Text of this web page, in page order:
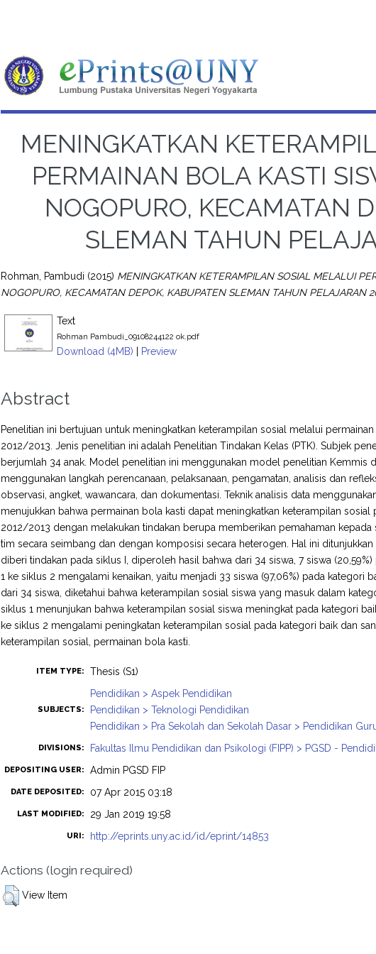
MENINGKATKAN
PERMAINAN BOLA KASTI
NOGOPURO, KECAMATAN
SLEMAN TAHUN
Rohman, Pambudi (2015) MENINGKATKAN KETERAMPILAN SOSIAL MELALUI
NOGOPURO, KECAMATAN DEPOK, KABUPATEN SLEMAN TAHUN PELAJARAN
Text
Rohman Pambudi_09108244122 ok.pdf
Download (4MB) | Preview
Abstract
Penelitian ini bertujuan untuk meningkatkan keterampilan sosial melalui
2012/2013. Jenis penelitian ini adalah Penelitian Tindakan Kelas (PTK). Subjek
berjumlah 34 anak. Model penelitian ini menggunakan model penelitian Kemmis
menggunakan langkah perencanaan, pelaksanaan, pengamatan, analisis dan
observasi, angket, wawancara, dan dokumentasi. Teknik analisis data
menujukkan bahwa permainan bola kasti dapat meningkatkan keterampilan sosial
2012/2013 dengan melakukan tindakan berupa memberikan pemahaman
tim secara seimbang dan dengan komposisi secara heterogen. Hal ini
diberi tindakan pada siklus I, diperoleh hasil bahwa dari 34 siswa, 7 siswa
1 ke siklus 2 mengalami kenaikan, yaitu menjadi 33 siswa (97,06%) pada kategori
dari 34 siswa, diketahui bahwa keterampilan sosial siswa yang masuk dalam
siklus 1 menunjukan bahwa keterampilan sosial siswa meningkat pada kategori
ke siklus 2 mengalami peningkatan keterampilan sosial pada kategori baik dan
keterampilan sosial, permainan bola kasti.
ITEM TYPE: Thesis (S1)
SUBJECTS:
Pendidikan > Aspek Pendidikan
Pendidikan > Teknologi Pendidikan
Pendidikan > Pra Sekolah dan Sekolah Dasar > Pendidikan
DIVISIONS: Fakultas Ilmu Pendidikan dan Psikologi (FIPP) > PGSD -
DEPOSITING USER: Admin PGSD FIP
DATE DEPOSITED: 07 Apr 2015 03:18
LAST MODIFIED: 29 Jan 2019 19:58
URI: http://eprints.uny.ac.id/id/eprint/14853
Actions (login required)
View Item